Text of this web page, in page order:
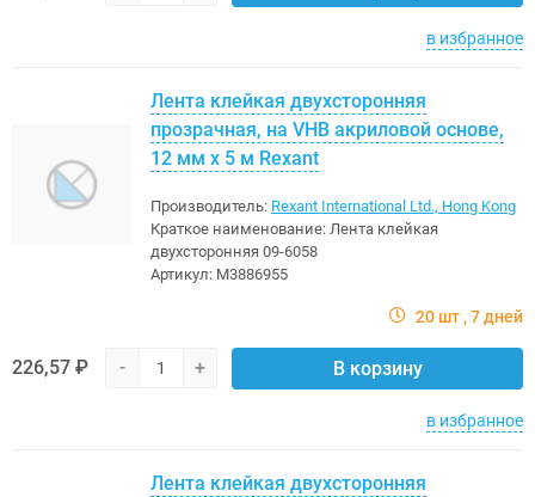
в избранное
Лента клейкая двухсторонняя
прозрачная, на VHB акриловой основе,
12 мм х 5 м Rexant
Производитель: Rexant International Ltd., Hong Kong
Краткое наименование: Лента клейкая
двухсторонняя 09-6058
Артикул: M3886955
20 шт 7 дней
226,57 ₽ - + В корзину
в избранное
Лента клейкая двухсторонняя